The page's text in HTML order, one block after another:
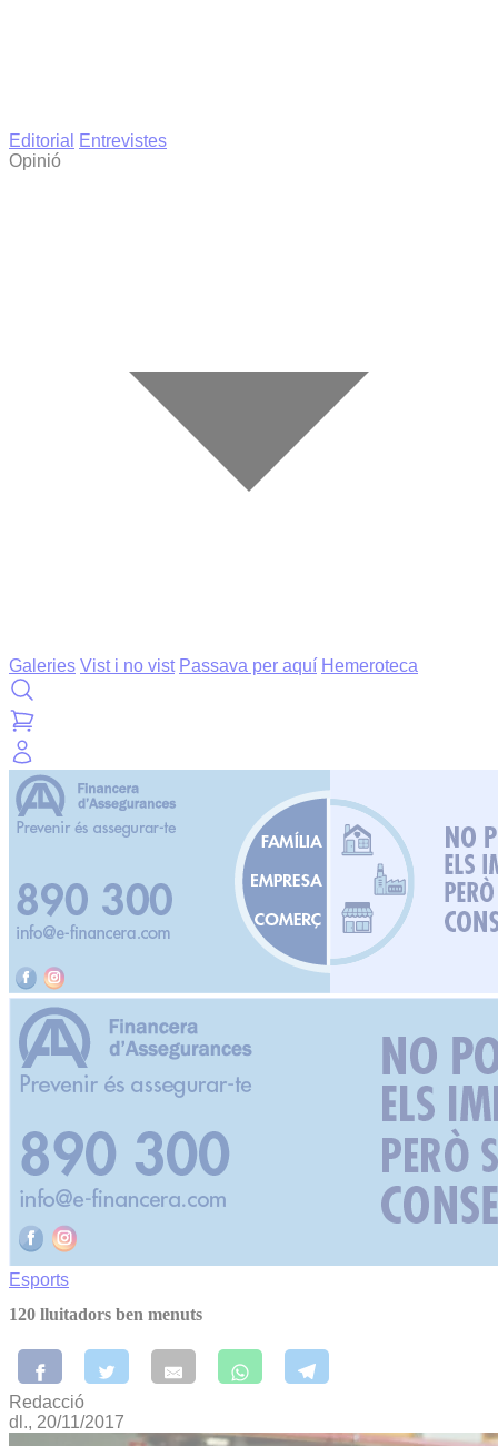
Editorial
Entrevistes
Opinió
Galeries Vist i no vist Passava per aquí Hemeroteca
Esports
120 lluitadors ben menuts
Redacció
dl., 20/11/2017